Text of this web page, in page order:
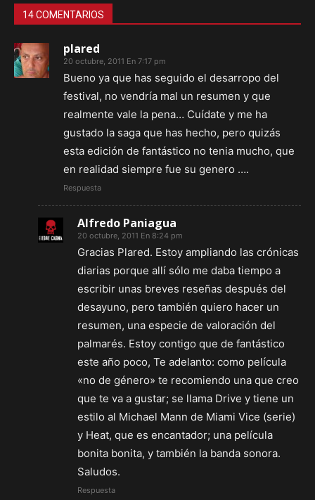
14 COMENTARIOS
plared
20 octubre, 2011 En 7:17 pm
Bueno ya que has seguido el desarropo del
festival, no vendría mal un resumen y que
realmente vale la pena… Cuídate y me ha
gustado la saga que has hecho, pero quizás
esta edición de fantástico no tenia mucho, que
en realidad siempre fue su genero ….
Respuesta
Alfredo Paniagua
20 octubre, 2011 En 8:24 pm
Gracias Plared. Estoy ampliando las crónicas
diarias porque allí sólo me daba tiempo a
escribir unas breves reseñas después del
desayuno, pero también quiero hacer un
resumen, una especie de valoración del
palmarés. Estoy contigo que de fantástico
este año poco, Te adelanto: como película
«no de género» te recomiendo una que creo
que te va a gustar; se llama Drive y tiene un
estilo al Michael Mann de Miami Vice (serie)
y Heat, que es encantador; una película
bonita bonita, y también la banda sonora.
Saludos.
Respuesta